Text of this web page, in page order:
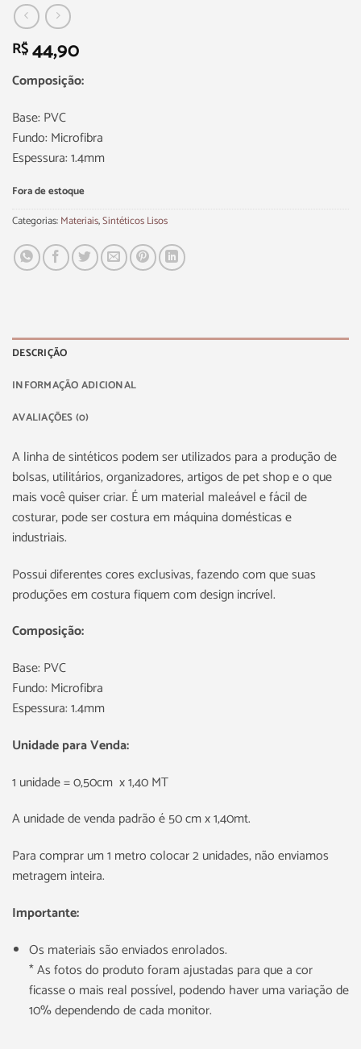
R$44,90
Composição:
Base: PVC
Fundo: Microfibra
Espessura: 1.4mm
Fora de estoque
Categorias:Materiais,Sintéticos Lisos
DESCRIÇÃO
INFORMAÇÃO ADICIONAL
AVALIAÇÕES (0)
A linha de sintéticos podem ser utilizados para a produção de
bolsas, utilitários, organizadores, artigos de pet shop e o que
mais você quiser criar. É um material maleável e fácil de
costurar, pode ser costura em máquina domésticas e
industriais.
Possui diferentes cores exclusivas, fazendo com que suas
produções em costura fiquem com design incrível.
Composição:
Base: PVC
Fundo: Microfibra
Espessura: 1.4mm
Unidade para Venda:
1 unidade = 0,50cm x 1,40 MT
A unidade de venda padrão é 50 cm x 1,40mt.
Para comprar um 1 metro colocar 2 unidades, não enviamos
metragem inteira.
Importante:
Os materiais são enviados enrolados.
* As fotos do produto foram ajustadas para que a cor
ficasse o mais real possível, podendo haver uma variação de
10% dependendo de cada monitor.